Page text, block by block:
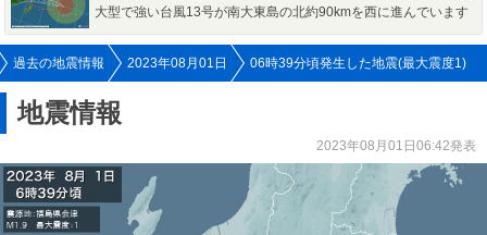
大型で強い台風13号が南大東島の北約90kmを西に進んでいます
過去の地震情報 2023年08月01日 06時39分頃発生した地震(最大震度1)
地震情報
2023年08月01日06:42発表